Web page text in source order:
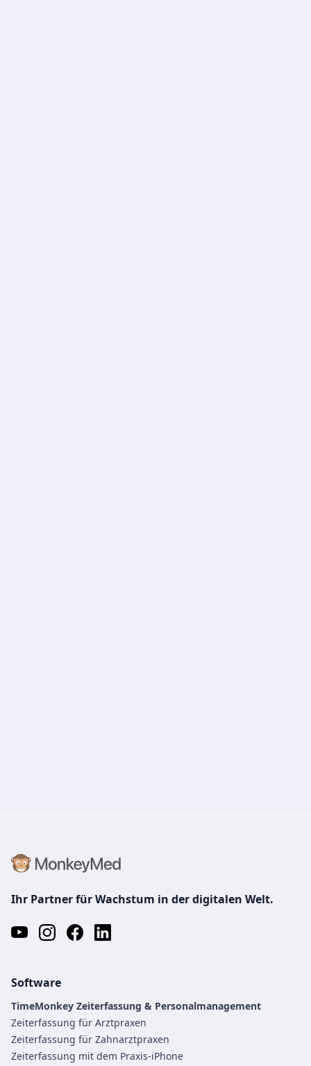
Ihr Partner für Wachstum in der digitalen Welt.
Software
TimeMonkey Zeiterfassung & Personalmanagement
Zeiterfassung für Arztpraxen
Zeiterfassung für Zahnarztpraxen
Zeiterfassung mit dem Praxis-iPhone